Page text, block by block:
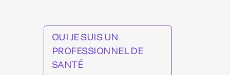
OUI JE SUIS UN
PROFESSIONNEL DE
SANTÉ